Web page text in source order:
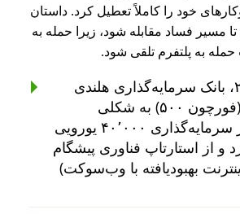
خود را کاملاً تعطیل کرد. داستان
تا مسیر فساد مقابله شود، زیرا حمله به
به پلتفرم تلقی شود.
(فورچون ۵۰۰) به شکلی
غیرمنطقی از سرمایه‌گذاری ۴۰٬۰۰۰ یورویی
از استارتاپ فناوری پیشگام
بهبودیافته با وب‌سوکت)